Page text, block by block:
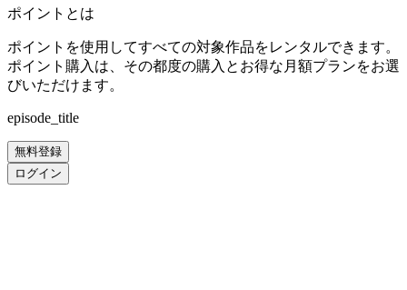
ポイントとは
ポイントを使用してすべての対象作品をレンタルできます。
ポイント購入は、その都度の購入とお得な月額プランをお選
びいただけます。
episode_title
無料登録
ログイン